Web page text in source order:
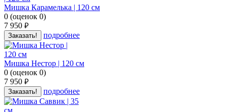
Мишка Карамелька | 120 см
0 (оценок 0)
7 950 руб.
Заказать! подробнее
Мишка Нестор | 120 см
0 (оценок 0)
7 950 руб.
Заказать! подробнее